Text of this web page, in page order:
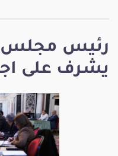
رئيس مجلس
يشرف على